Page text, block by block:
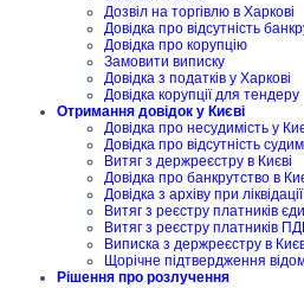
Дозвіл на торгівлю в Харкові
Довідка про відсутність
Довідка про корупцію
Замовити виписку
Довідка з податків у Харкові
Довідка корупції для тендеру
Отримання довідок у Києві
Довідка про несудимість у
Довідка про відсутність
Витяг з держреєстру в Києві
Довідка про банкрутство в
Довідка з архіву при
Витяг з реєстру платників
Витяг з реєстру платників
Виписка з держреєстру в
Щорічне підтвердження
Рішення про розлучення